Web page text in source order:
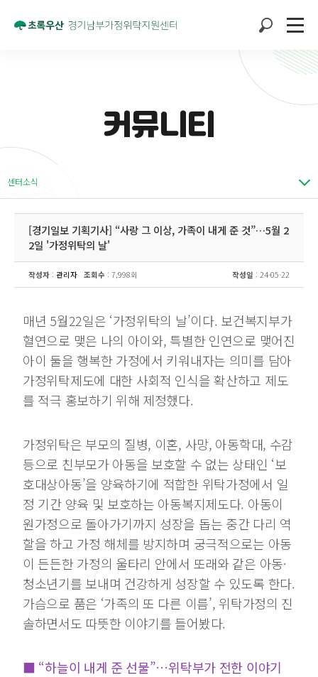
커뮤니티
센터소식
[경기일보 기획기사] “사랑 그 이상, 가족이 내게 준 것”…5월 2
2일 '가정위탁의 날'
작성자 : 관리자 조회수 : 7,998회 작성일 : 24-05-22
매년 5월22일은 ‘가정위탁의 날’이다. 보건복지부가
혈연으로 맺은 나의 아이와, 특별한 인연으로 맺어진
아이 둘을 행복한 가정에서 키워내자는 의미를 담아
가정위탁제도에 대한 사회적 인식을 확산하고 제도
를 적극 홍보하기 위해 제정했다.
가정위탁은 부모의 질병, 이혼, 사망, 아동학대, 수감
등으로 친부모가 아동을 보호할 수 없는 상태인 ‘보
호대상아동’을 양육하기에 적합한 위탁가정에서 일
정 기간 양육 및 보호하는 아동복지제도다. 아동이
원가정으로 돌아가기까지 성장을 돕는 중간 다리 역
할을 하고 가정 해체를 방지하며 궁극적으로는 아동
이 든든한 가정의 울타리 안에서 또래와 같은 아동·
청소년기를 보내며 건강하게 성장할 수 있도록 한다.
가슴으로 품은 ‘가족의 또 다른 이름’, 위탁가정의 진
솔하면서도 따뜻한 이야기를 들어봤다.
■ “하늘이 내게 준 선물”…위탁부가 전한 이야기